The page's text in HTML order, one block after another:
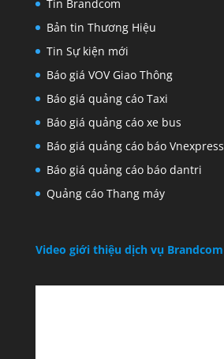
Tin Brandcom
Bản tin Thương Hiệu
Tin Sự kiện mới
Báo giá VOV Giao Thông
Báo giá quảng cáo Taxi
Báo giá quảng cáo xe bus
Báo giá quảng cáo báo Vnexpress
Báo giá quảng cáo báo dantri
Quảng cáo Thang máy
Video giới thiệu dịch vụ Brandcom